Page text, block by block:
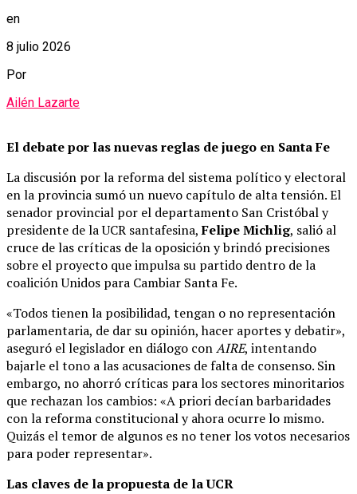
en
8 julio 2026
Por
Ailén Lazarte
El debate por las nuevas reglas de juego en Santa Fe
La discusión por la reforma del sistema político y electoral
en la provincia sumó un nuevo capítulo de alta tensión. El
senador provincial por el departamento San Cristóbal y
presidente de la UCR santafesina,Felipe Michlig, salió al
cruce de las críticas de la oposición y brindó precisiones
sobre el proyecto que impulsa su partido dentro de la
coalición Unidos para Cambiar Santa Fe.
«Todos tienen la posibilidad, tengan o no representación
parlamentaria, de dar su opinión, hacer aportes y debatir»,
aseguró el legislador en diálogo conAIRE, intentando
bajarle el tono a las acusaciones de falta de consenso. Sin
embargo, no ahorró críticas para los sectores minoritarios
que rechazan los cambios: «A priori decían barbaridades
con la reforma constitucional y ahora ocurre lo mismo.
Quizás el temor de algunos es no tener los votos necesarios
para poder representar».
Las claves de la propuesta de la UCR